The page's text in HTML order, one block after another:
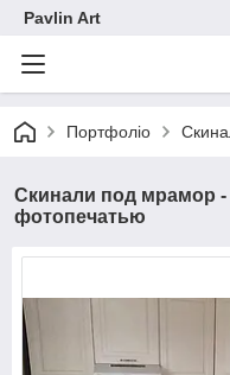
Pavlin Art
Портфоліо
Скинали под мрамор -
фотопечатью